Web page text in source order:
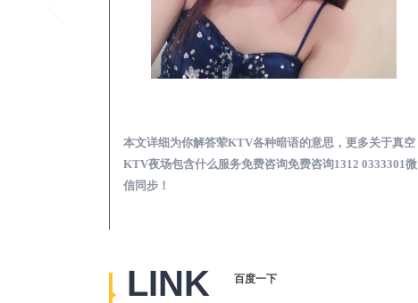
本文详细为你解答荤KTV各种暗语的意思，更多关于真空
KTV夜场包含什么服务免费咨询免费咨询1312 0333301微
信同步！
LINK 百度一下